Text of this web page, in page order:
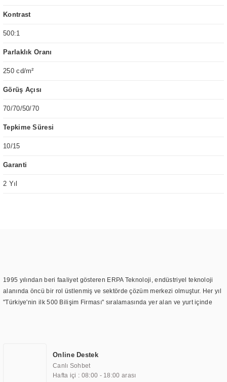
Kontrast
500:1
Parlaklık Oranı
250 cd/m²
Görüş Açısı
70/70/50/70
Tepkime Süresi
10/15
Garanti
2 Yıl
1995 yılından beri faaliyet gösteren ERPA Teknoloji, endüstriyel teknoloji
alanında öncü bir rol üstlenmiş ve sektörde çözüm merkezi olmuştur. Her yıl
"Türkiye'nin ilk 500 Bilişim Firması" sıralamasında yer alan ve yurt içinde
TOCHI markası altında kendi ürettiği ürünlerde kullanmıştır. Günümüzde
TOCHI; videowall, digital signage, kiosk, totem, akıllı durak ekranı, araç içi
ekran, asansör ekranı, digital menüboard, marin ekran, medikal ekran,
Online Destek
Canlı Sohbet
Hafta içi : 08:00 - 18:00 arası